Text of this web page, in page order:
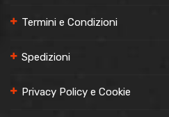
Termini e Condizioni
Spedizioni
Privacy Policy e Cookie